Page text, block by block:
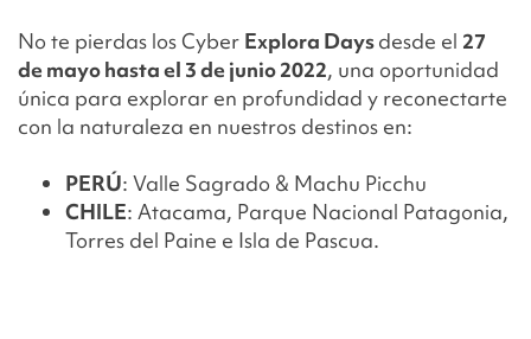
No te pierdas los Cyber Explora Daysdesde el 27
de mayo hasta el 3 de junio 2022, una oportunidad
única para explorar en profundidad y reconectarte
con la naturaleza en nuestros destinos en:
PERÚ: Valle Sagrado & Machu Picchu
CHILE: Atacama, Parque Nacional Patagonia,
Torres del Paine e Isla de Pascua.